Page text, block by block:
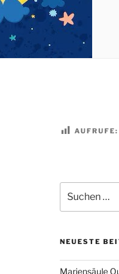
AUFRUFE:
nach:
NEUESTE
Mariensäule